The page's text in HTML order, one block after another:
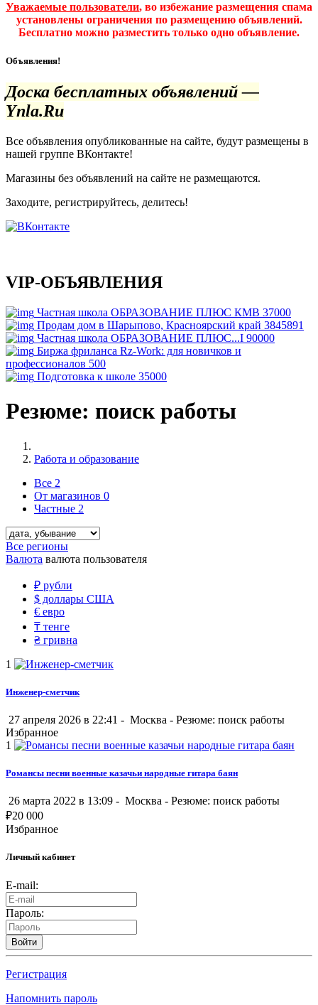
Уважаемые пользователи, во избежание размещения спама
установлены ограничения по размещению объявлений.
Бесплатно можно разместить только одно объявление.
Объявления!
Доска бесплатных объявлений —
Ynla.Ru
Все объявления опубликованные на сайте, будут размещены в
нашей группе ВКонтакте!
Магазины без объявлений на сайте не размещаются.
Заходите, регистрируйтесь, делитесь!
VIP-ОБЪЯВЛЕНИЯ
Частная школа ОБРАЗОВАНИЕ ПЛЮС КМВ 37000
Продам дом в Шарыпово, Красноярский край 3845891
Частная школа ОБРАЗОВАНИЕ ПЛЮС...I 90000
Биржа фриланса Rz-Work: для новичков и
профессионалов 500
Подготовка к школе 35000
Резюме: поиск работы
Работа и образование
Все 2
От магазинов 0
Частные 2
Все регионы
Валюта валюта пользователя
₽ рубли
$ доллары США
€ евро
₸ тенге
₴ гривна
1
Инженер-сметчик
27 апреля 2026 в 22:41 - Москва - Резюме: поиск работы
Избранное
1
Романсы песни военные казачьи народные гитара баян
26 марта 2022 в 13:09 - Москва - Резюме: поиск работы
₽20 000
Избранное
Личный кабинет
E-mail:
Пароль:
Войти
Регистрация
Напомнить пароль